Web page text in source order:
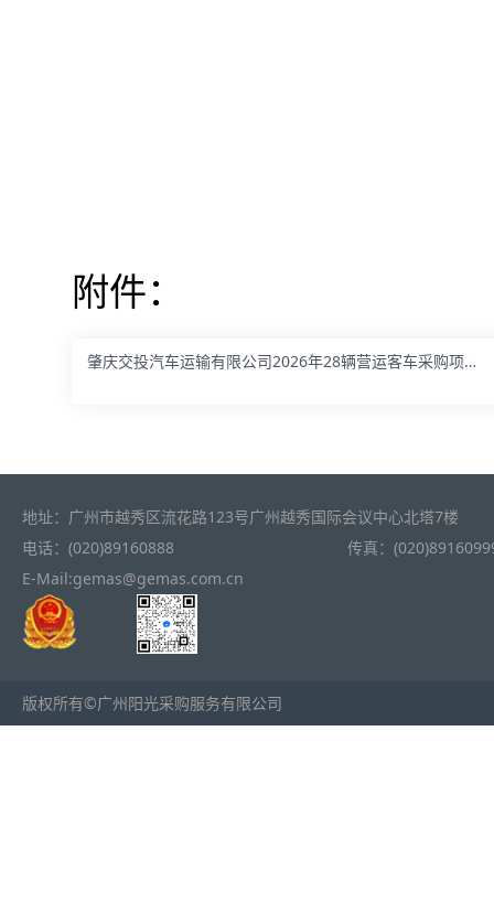
附件：
肇庆交投汽车运输有限公司2026年28辆营运客车采购项目招标文件【更正】.docx
地址：广州市越秀区流花路123号广州越秀国际会议中心北塔7楼
电话：(020)89160888
传真：
E-Mail:gemas@gemas.com.cn
版权所有©广州阳光采购服务有限公司